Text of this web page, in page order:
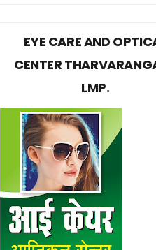
EYE CARE AND
CENTER
LMP.